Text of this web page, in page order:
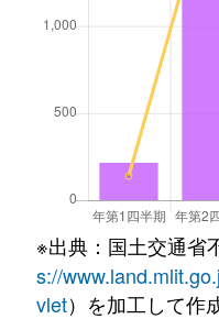
※出典：国土交通省
s://
vlet）を加工して作